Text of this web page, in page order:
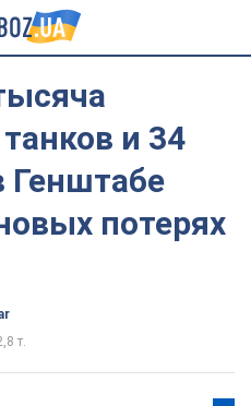
и 34
Генштабе
потерях
т.